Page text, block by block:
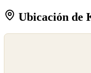
Ubicación de